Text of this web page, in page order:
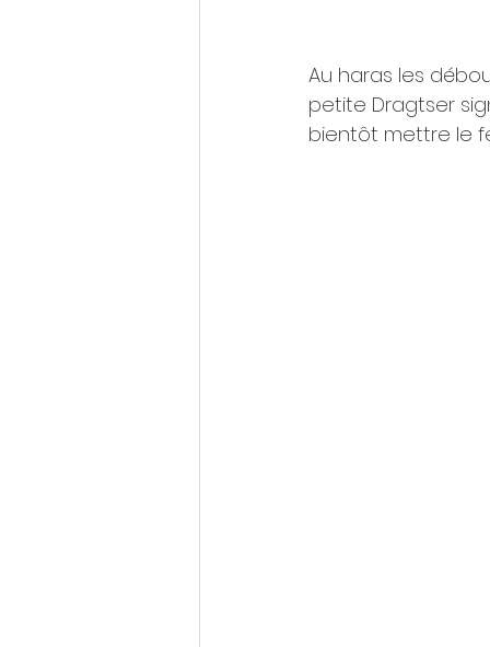
Au haras les
petite Dragtser
bientôt mettre le